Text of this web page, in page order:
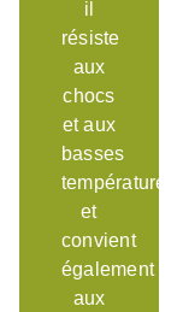
il
résiste
aux
chocs
et aux
basses
températures
et
convient
également
aux